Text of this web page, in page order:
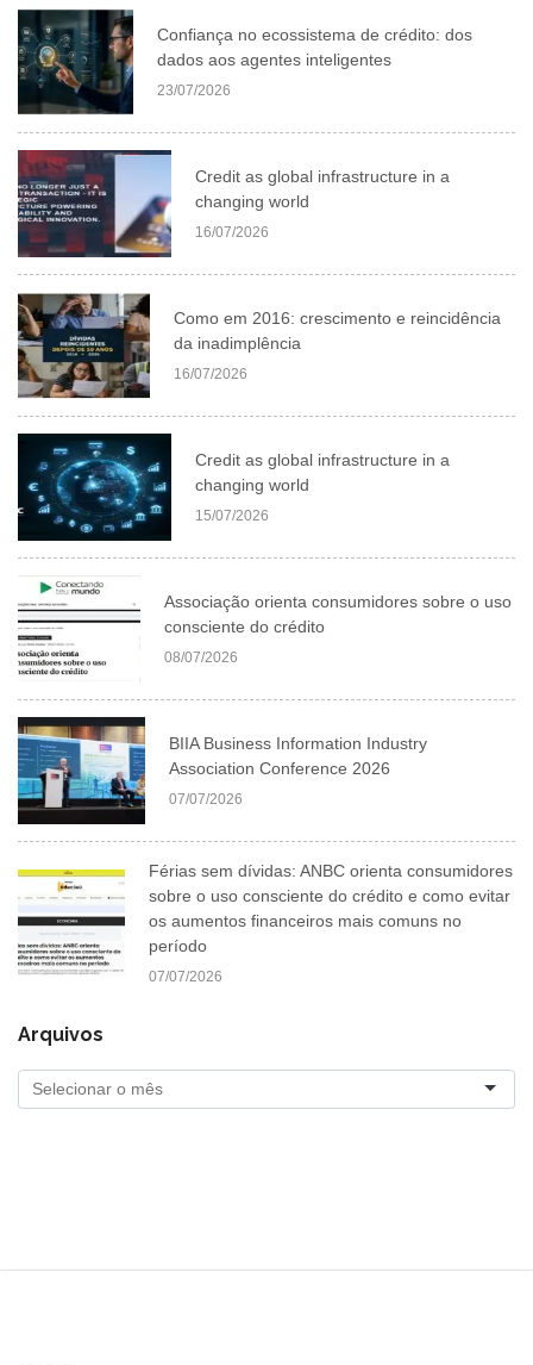
Confiança no ecossistema de crédito: dos
dados aos agentes inteligentes
23/07/2026
Credit as global infrastructure in a
changing world
16/07/2026
Como em 2016: crescimento e reincidência
da inadimplência
16/07/2026
Credit as global infrastructure in a
changing world
15/07/2026
Associação orienta consumidores sobre o uso
consciente do crédito
08/07/2026
BIIA Business Information Industry
Association Conference 2026
07/07/2026
Férias sem dívidas: ANBC orienta consumidores
sobre o uso consciente do crédito e como evitar
os aumentos financeiros mais comuns no
período
07/07/2026
Arquivos